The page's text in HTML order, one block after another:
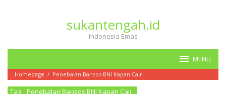
sukantengah.id
Indonesia Emas
MENU
Homepage / Penebalan Bansos BNI Kapan Cair
Tag: Penebalan Bansos BNI Kapan Cair